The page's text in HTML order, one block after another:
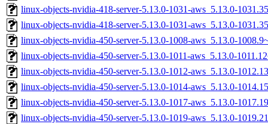
linux-objects-nvidia-418-server-5.13.0-1031-aws_5.13.0-
linux-objects-nvidia-418-server-5.13.0-1031-aws_5.13.0-
linux-objects-nvidia-450-server-5.13.0-1008-aws_5.13.0-
linux-objects-nvidia-450-server-5.13.0-1011-aws_5.13.0-
linux-objects-nvidia-450-server-5.13.0-1012-aws_5.13.0-
linux-objects-nvidia-450-server-5.13.0-1014-aws_5.13.0-
linux-objects-nvidia-450-server-5.13.0-1017-aws_5.13.0-
linux-objects-nvidia-450-server-5.13.0-1019-aws_5.13.0-